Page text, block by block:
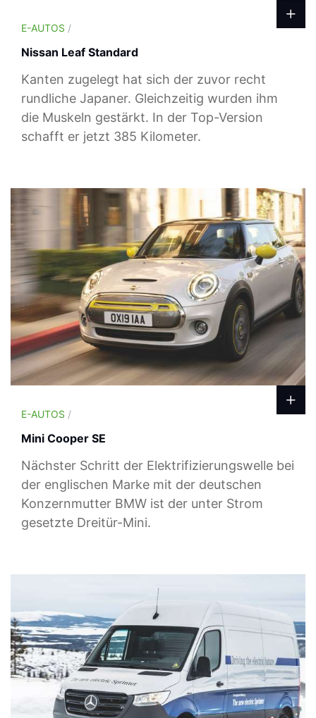
E-AUTOS /
Nissan Leaf Standard
Kanten zugelegt hat sich der zuvor recht
rundliche Japaner. Gleichzeitig wurden ihm
die Muskeln gestärkt. In der Top-Version
schafft er jetzt 385 Kilometer.
E-AUTOS /
Mini Cooper SE
Nächster Schritt der Elektrifizierungswelle bei
der englischen Marke mit der deutschen
Konzernmutter BMW ist der unter Strom
gesetzte Dreitür-Mini.